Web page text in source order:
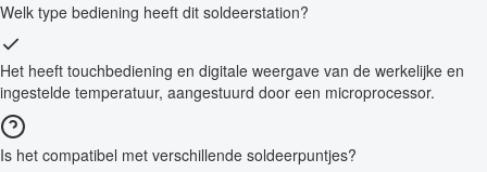
Welk type bediening heeft dit soldeerstation?
Het heeft touchbediening en digitale weergave van de werkelijke en
ingestelde temperatuur, aangestuurd door een microprocessor.
Is het compatibel met verschillende soldeerpuntjes?